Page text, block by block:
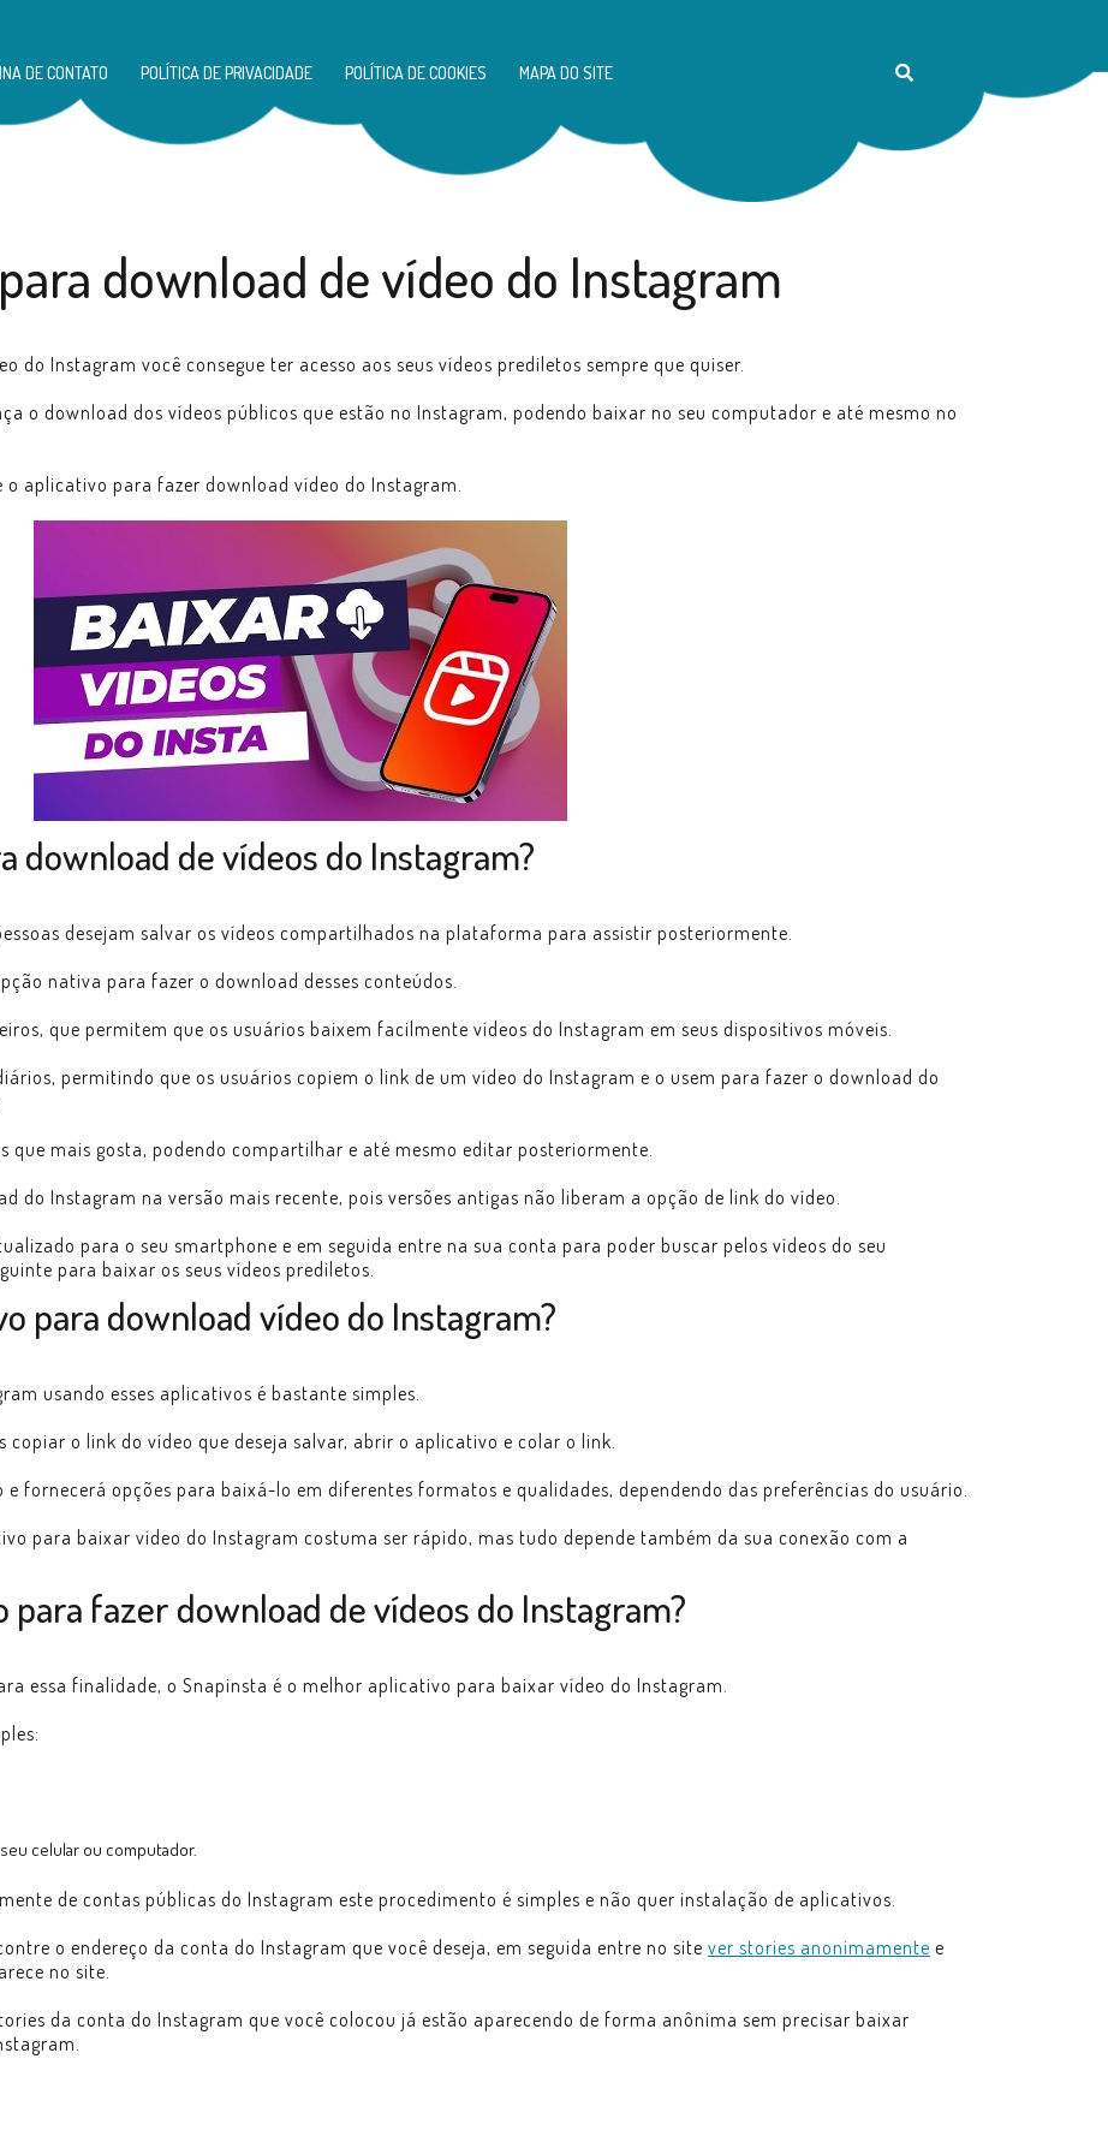
DE CONTATO POLÍTICA DE PRIVACIDADE POLÍTICA DE COOKIES MAPA DO SITE
download de vídeo do Instagram
do Instagram você consegue ter acesso aos seus vídeos prediletos sempre que quiser.
o download dos vídeos públicos que estão no Instagram, podendo baixar no seu computador e até mesmo no
aplicativo para fazer download vídeo do Instagram.
download de vídeos do Instagram?
desejam salvar os vídeos compartilhados na plataforma para assistir posteriormente.
nativa para fazer o download desses conteúdos.
que permitem que os usuários baixem facilmente vídeos do Instagram em seus dispositivos móveis.
permitindo que os usuários copiem o link de um vídeo do Instagram e o usem para fazer o download do
que mais gosta, podendo compartilhar e até mesmo editar posteriormente.
do Instagram na versão mais recente, pois versões antigas não liberam a opção de link do vídeo.
para o seu smartphone e em seguida entre na sua conta para poder buscar pelos vídeos do seu
para baixar os seus vídeos prediletos.
para download vídeo do Instagram?
usando esses aplicativos é bastante simples.
copiar o link do vídeo que deseja salvar, abrir o aplicativo e colar o link.
fornecerá opções para baixá-lo em diferentes formatos e qualidades, dependendo das preferências do usuário.
para baixar vídeo do Instagram costuma ser rápido, mas tudo depende também da sua conexão com a
para fazer download de vídeos do Instagram?
essa finalidade, o Snapinsta é o melhor aplicativo para baixar vídeo do Instagram.
celular ou computador.
de contas públicas do Instagram este procedimento é simples e não quer instalação de aplicativos.
o endereço da conta do Instagram que você deseja, em seguida entre no site ver stories anonimamente e
no site.
da conta do Instagram que você colocou já estão aparecendo de forma anônima sem precisar baixar